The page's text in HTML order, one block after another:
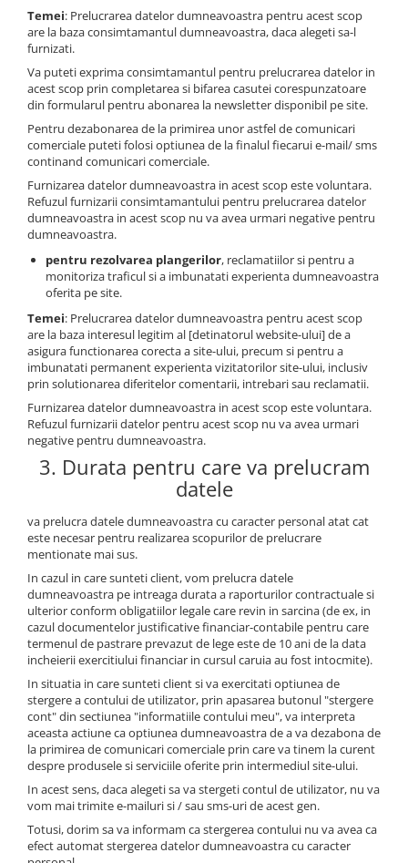
Temei: Prelucrarea datelor dumneavoastra pentru acest scop
are la baza consimtamantul dumneavoastra, daca alegeti sa-l
furnizati.
Va puteti exprima consimtamantul pentru prelucrarea datelor in
acest scop prin completarea si bifarea casutei corespunzatoare
din formularul pentru abonarea la newsletter disponibil pe site.
Pentru dezabonarea de la primirea unor astfel de comunicari
comerciale puteti folosi optiunea de la finalul fiecarui e-mail/ sms
continand comunicari comerciale.
Furnizarea datelor dumneavoastra in acest scop este voluntara.
Refuzul furnizarii consimtamantului pentru prelucrarea datelor
dumneavoastra in acest scop nu va avea urmari negative pentru
dumneavoastra.
pentru rezolvarea plangerilor, reclamatiilor si pentru a
monitoriza traficul si a imbunatati experienta dumneavoastra
oferita pe site.
Temei: Prelucrarea datelor dumneavoastra pentru acest scop
are la baza interesul legitim al [detinatorul website-ului] de a
asigura functionarea corecta a site-ului, precum si pentru a
imbunatati permanent experienta vizitatorilor site-ului, inclusiv
prin solutionarea diferitelor comentarii, intrebari sau reclamatii.
Furnizarea datelor dumneavoastra in acest scop este voluntara.
Refuzul furnizarii datelor pentru acest scop nu va avea urmari
negative pentru dumneavoastra.
3. Durata pentru care va prelucram
datele
va prelucra datele dumneavoastra cu caracter personal atat cat
este necesar pentru realizarea scopurilor de prelucrare
mentionate mai sus.
In cazul in care sunteti client, vom prelucra datele
dumneavoastra pe intreaga durata a raporturilor contractuale si
ulterior conform obligatiilor legale care revin in sarcina (de ex, in
cazul documentelor justificative financiar-contabile pentru care
termenul de pastrare prevazut de lege este de 10 ani de la data
incheierii exercitiului financiar in cursul caruia au fost intocmite).
In situatia in care sunteti client si va exercitati optiunea de
stergere a contului de utilizator, prin apasarea butonul "stergere
cont" din sectiunea "informatiile contului meu", va interpreta
aceasta actiune ca optiunea dumneavoastra de a va dezabona de
la primirea de comunicari comerciale prin care va tinem la curent
despre produsele si serviciile oferite prin intermediul site-ului.
In acest sens, daca alegeti sa va stergeti contul de utilizator, nu va
vom mai trimite e-mailuri si / sau sms-uri de acest gen.
Totusi, dorim sa va informam ca stergerea contului nu va avea ca
efect automat stergerea datelor dumneavoastra cu caracter